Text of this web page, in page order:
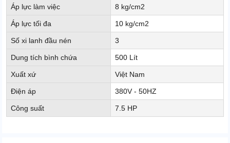
Áp lực làm việc 8 kg/cm2
Áp lực tối đa 10 kg/cm2
Số xi lanh đầu nén 3
Dung tích bình chứa 500 Lít
Xuất xứ Việt Nam
Điện áp 380V - 50HZ
Công suất 7.5 HP